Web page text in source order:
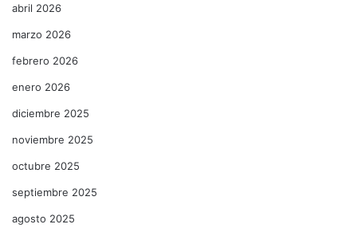
abril 2026
marzo 2026
febrero 2026
enero 2026
diciembre 2025
noviembre 2025
octubre 2025
septiembre 2025
agosto 2025